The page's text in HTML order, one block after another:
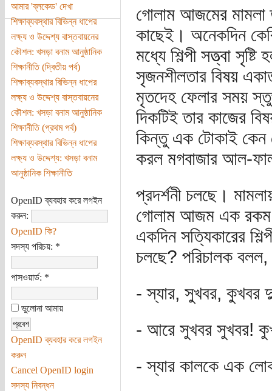
আমার 'ব্লকেড' দেখা
শিক্ষাব্যবস্থার বিভিন্ন ধাপের
লক্ষ্য ও উদ্দেশ্য বাস্তবায়নের
কৌশল: খসড়া বনাম আনুষ্ঠানিক
শিক্ষানীতি (দ্বিতীয় পর্ব)
শিক্ষাব্যবস্থার বিভিন্ন ধাপের
লক্ষ্য ও উদ্দেশ্য বাস্তবায়নের
কৌশল: খসড়া বনাম আনুষ্ঠানিক
শিক্ষানীতি (প্রথম পর্ব)
শিক্ষাব্যবস্থার বিভিন্ন ধাপের
লক্ষ্য ও উদ্দেশ্য: খসড়া বনাম
আনুষ্ঠানিক শিক্ষানীতি
OpenID ব্যবহার করে লগইন
করুন:
OpenID কি?
সদস্য পরিচয়: *
পাসওয়ার্ড: *
ভুলোনা আমায়
OpenID ব্যবহার করে লগইন
করুন
Cancel OpenID login
সদস্য নিবন্ধন
গোলাম আজমের মামলা
কাছেই। অনেকদিন
মধ্যে শিল্পী সত্ত্বা
সৃজনশীলতার বিষয়
মৃতদেহ ফেলার সময় স্তুপ
দিকটিই তার কাজের
কিন্তু এক টোকাই কেন
করল মগবাজার আল-
প্রদর্শনী চলছে।
গোলাম আজম এক রকম
একদিন সত্যিকারের
চলছে? পরিচালক বলল,
- স্যার, সুখবর, কুখবর
- আরে সুখবর সুখবর!
- স্যার কালকে এক